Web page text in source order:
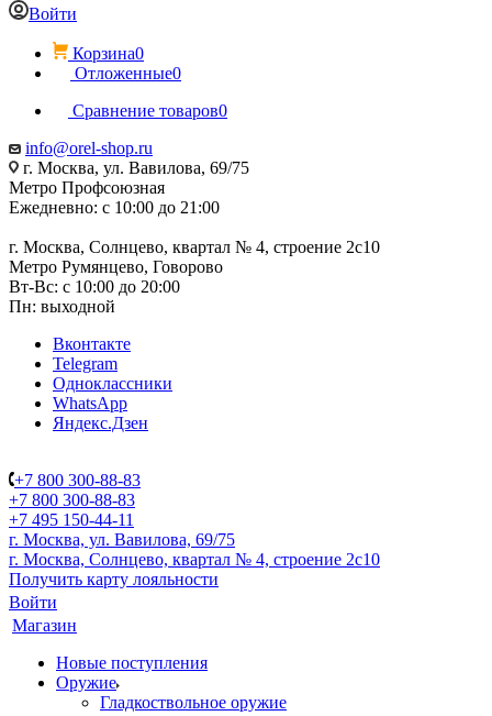
Войти
Корзина0
Отложенные0
Сравнение товаров0
info@orel-shop.ru
г. Москва, ул. Вавилова, 69/75
Метро Профсоюзная
Ежедневно: с 10:00 до 21:00
г. Москва, Солнцево, квартал № 4, строение 2с10
Метро Румянцево, Говорово
Вт-Вс: с 10:00 до 20:00
Пн: выходной
Вконтакте
Telegram
Одноклассники
WhatsApp
Яндекс.Дзен
+7 800 300-88-83
+7 800 300-88-83
+7 495 150-44-11
г. Москва, ул. Вавилова, 69/75
г. Москва, Солнцево, квартал № 4, строение 2с10
Получить карту лояльности
Войти
Магазин
Новые поступления
Оружие
Гладкоствольное оружие